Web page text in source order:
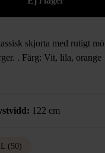
skjorta med rutigt
. Färg: Vit, lila, orange
122 cm
L (50)